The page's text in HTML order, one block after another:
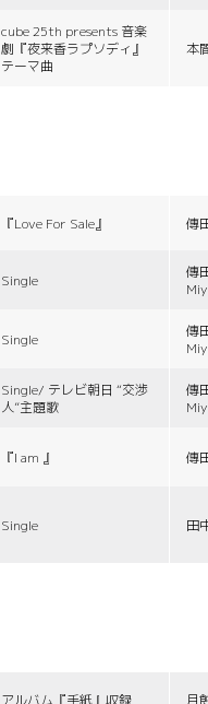
cube 25th presents 音楽
劇『夜来香ラプソディ』
テーマ曲
本
『Love For Sale』 傳
Single
傳
Single
傳
Single/ テレビ朝日 “交渉
人”主題歌
傳
『I am 』 傳
Single 田
アルバム『手紙』収録 月